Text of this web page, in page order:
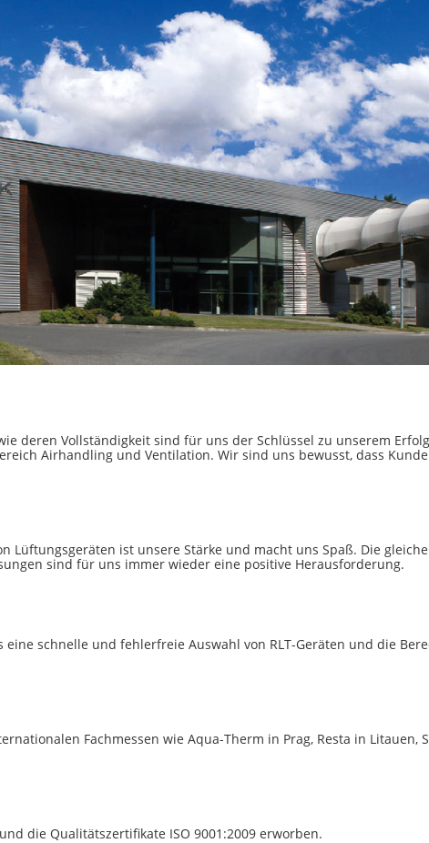
deren Vollständigkeit sind für uns der Schlüssel zu unserem
Airhandling und Ventilation. Wir sind uns bewusst, dass
Lüftungsgeräten ist unsere Stärke und macht uns Spaß. Die
sind für uns immer wieder eine positive Herausforderung.
schnelle und fehlerfreie Auswahl von RLT-Geräten und die
Fachmessen wie Aqua-Therm in Prag, Resta in Litauen,
die Qualitätszertifikate ISO 9001:2009 erworben.